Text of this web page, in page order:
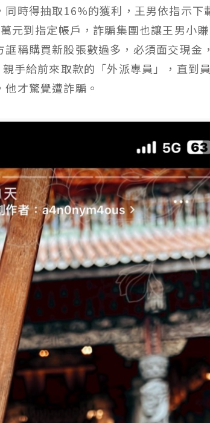
同時得抽取16%的獲利，王男依指示下
元到指定帳戶，詐騙集團也讓王男小
稱購買新股張數過多，必須面交現金
手給前來取款的「外派專員」，直到
才驚覺遭詐騙。